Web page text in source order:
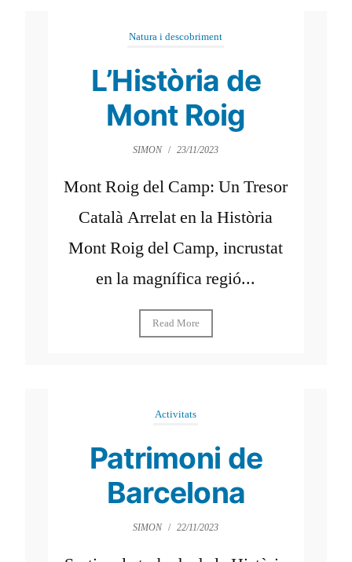
Natura i descobriment
L’Història de
Mont Roig
SIMON / 23/11/2023
Mont Roig del Camp: Un Tresor
Català Arrelat en la Història
Mont Roig del Camp, incrustat
en la magnífica regió...
Read More
Activitats
Patrimoni de
Barcelona
SIMON / 22/11/2023